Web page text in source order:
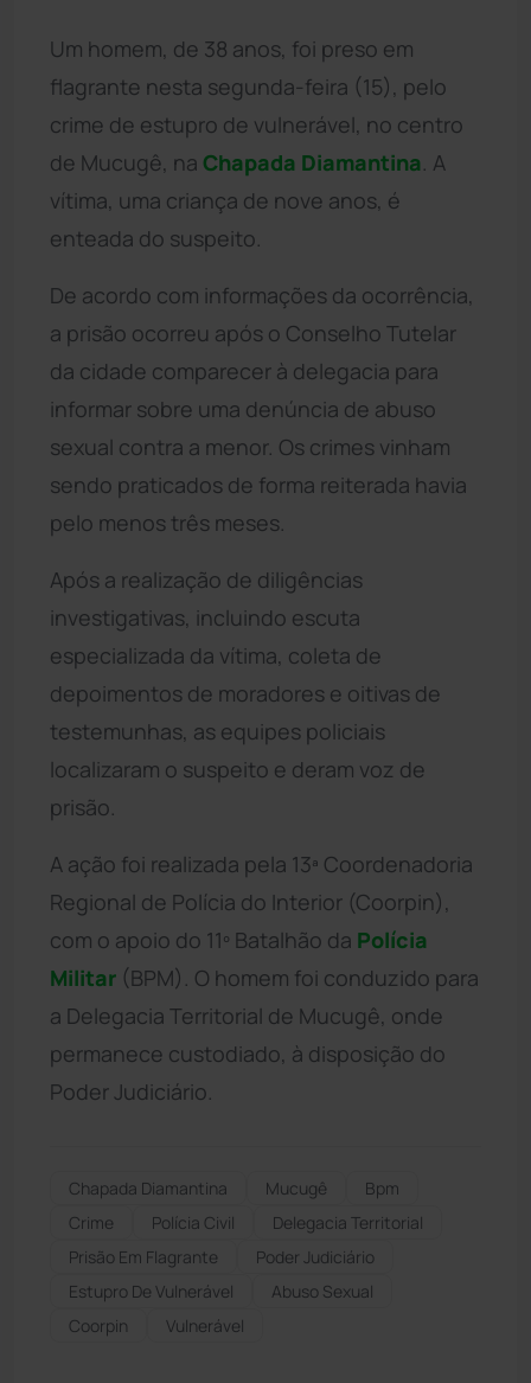
Um homem, de 38 anos, foi preso em
flagrante nesta segunda-feira (15), pelo
crime de estupro de vulnerável, no centro
de Mucugê, na Chapada Diamantina . A
vítima, uma criança de nove anos, é
enteada do suspeito.
De acordo com informações da ocorrência,
a prisão ocorreu após o Conselho Tutelar
da cidade comparecer à delegacia para
informar sobre uma denúncia de abuso
sexual contra a menor. Os crimes vinham
sendo praticados de forma reiterada havia
pelo menos três meses.
Após a realização de diligências
investigativas, incluindo escuta
especializada da vítima, coleta de
depoimentos de moradores e oitivas de
testemunhas, as equipes policiais
localizaram o suspeito e deram voz de
prisão.
A ação foi realizada pela 13ª Coordenadoria
Regional de Polícia do Interior (Coorpin),
com o apoio do 11º Batalhão da Polícia
Militar (BPM). O homem foi conduzido para
a Delegacia Territorial de Mucugê, onde
permanece custodiado, à disposição do
Poder Judiciário.
Chapada Diamantina Mucugê
Bpm
Crime
Polícia Civil
Delegacia Territorial
Prisão Em Flagrante
Poder Judiciário
Estupro De Vulnerável
Abuso Sexual
Coorpin
Vulnerável